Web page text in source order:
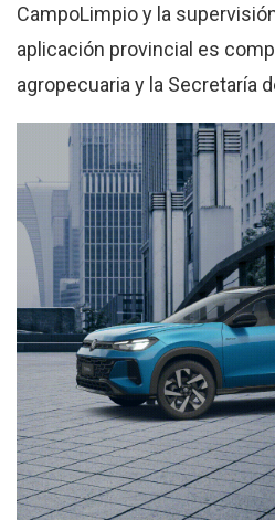
CampoLimpio y la
aplicación provincial es
agropecuaria y la Secretaría